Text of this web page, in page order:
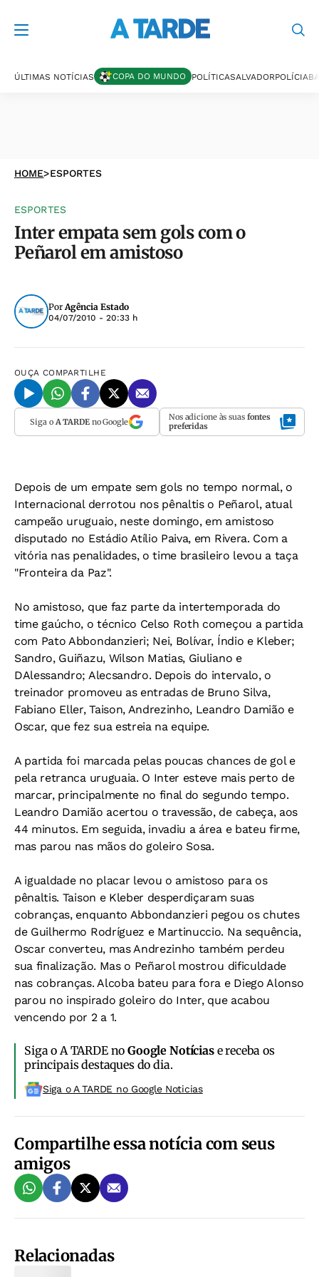
ÚLTIMAS NOTÍCIAS COPA DO MUNDO POLÍTICASALVADORPOLÍCIA
HOME>ESPORTES
ESPORTES
Inter empata sem gols com o
Peñarol em amistoso
PorAgência Estado
04/07/2010 - 20:33 h
OUÇA COMPARTILHE
Siga o A TARDEno Google Nos adicione às suas fontes
preferidas
Depois de um empate sem gols no tempo normal, o
Internacional derrotou nos pênaltis o Peñarol, atual
campeão uruguaio, neste domingo, em amistoso
disputado no Estádio Atílio Paiva, em Rivera. Com a
vitória nas penalidades, o time brasileiro levou a taça
"Fronteira da Paz".
No amistoso, que faz parte da intertemporada do
time gaúcho, o técnico Celso Roth começou a partida
com Pato Abbondanzieri; Nei, Bolívar, Índio e Kleber;
Sandro, Guiñazu, Wilson Matias, Giuliano e
DAlessandro; Alecsandro. Depois do intervalo, o
treinador promoveu as entradas de Bruno Silva,
Fabiano Eller, Taison, Andrezinho, Leandro Damião e
Oscar, que fez sua estreia na equipe.
A partida foi marcada pelas poucas chances de gol e
pela retranca uruguaia. O Inter esteve mais perto de
marcar, principalmente no final do segundo tempo.
Leandro Damião acertou o travessão, de cabeça, aos
44 minutos. Em seguida, invadiu a área e bateu firme,
mas parou nas mãos do goleiro Sosa.
A igualdade no placar levou o amistoso para os
pênaltis. Taison e Kleber desperdiçaram suas
cobranças, enquanto Abbondanzieri pegou os chutes
de Guilhermo Rodríguez e Martinuccio. Na sequência,
Oscar converteu, mas Andrezinho também perdeu
sua finalização. Mas o Peñarol mostrou dificuldade
nas cobranças. Alcoba bateu para fora e Diego Alonso
parou no inspirado goleiro do Inter, que acabou
vencendo por 2 a 1.
Siga o A TARDE noGoogle Notíciase receba os
principais destaques do dia.
Siga o A TARDE no Google Noticias
Compartilhe essa notícia com seus
amigos
Relacionadas